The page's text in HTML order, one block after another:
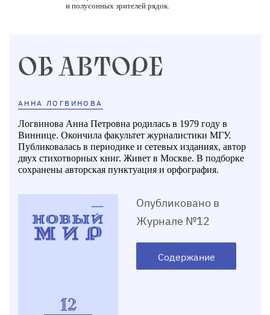
и полусонных зрителей рядок.
ОБ АВТОРЕ
АННА ЛОГВИНОВА
Логвинова Анна Петровна родилась в 1979 году в
Виннице. Окончила факультет журналистики МГУ.
Публиковалась в периодике и сетевых изданиях, автор
двух стихотворных книг. Живет в Москве. В подборке
сохранены авторская пунктуация и орфография.
12
Опубликовано в
Журнале №12
Содержание